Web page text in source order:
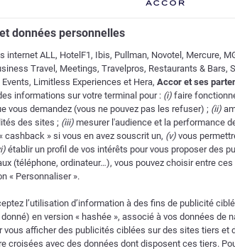
données personnelles
internet ALL, HotelF1, Ibis, Pullman, Novotel, Mercure,
Travel, Meetings, Travelpros, Restaurants & Bars,
Limitless Experiences et Hera, Accor et ses
informations sur votre terminal pour : (i) faire
vous demandez (vous ne pouvez pas les refuser) ; (ii)
des sites ; (iii) mesurer l'audience et la performance
cashback » si vous en avez souscrit un, (v) vous
établir un profil de vos intérêts pour vous proposer des
(téléphone, ordinateur…), vous pouvez choisir entre
« Personnaliser ».
l’utilisation d’information à des fins de publicité
donné) en version « hashée », associé à vos données de
vous afficher des publicités ciblées sur des sites tiers et
croisées avec des données dont disposent ces tiers.